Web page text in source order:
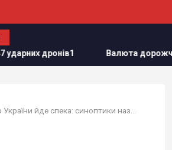
Валюта дорожчає перед вихідними: